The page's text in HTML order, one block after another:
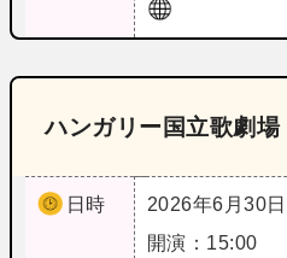
ハンガリー国立歌劇場
日時
2026年6月30日
開演：15:00